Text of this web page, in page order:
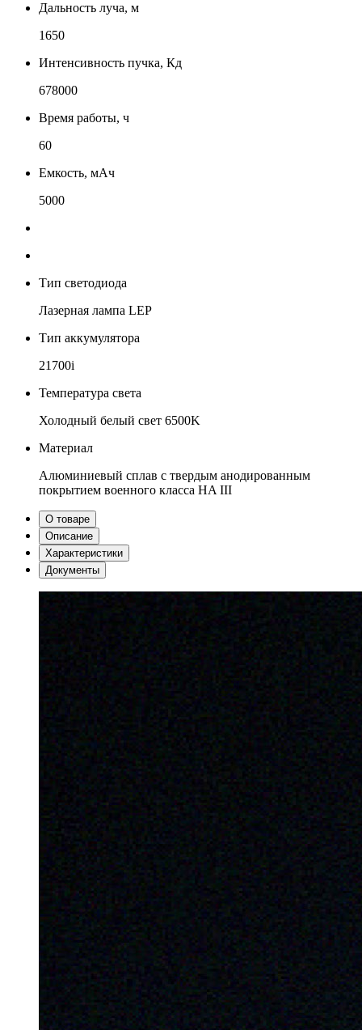
Дальность луча, м
1650
Интенсивность пучка, Кд
678000
Время работы, ч
60
Емкость, мАч
5000
Тип светодиода
Лазерная лампа LEP
Тип аккумулятора
21700i
Температура света
Холодный белый свет 6500K
Материал
Алюминиевый сплав с твердым анодированным
покрытием военного класса HA III
О товаре
Описание
Характеристики
Документы